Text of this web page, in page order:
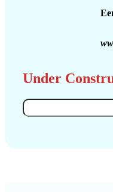
Under
Search